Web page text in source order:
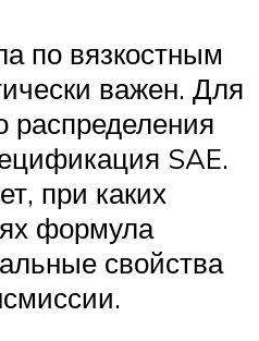
по вязкостным
важен. Для
распределения
SAE.
при каких
формула
свойства